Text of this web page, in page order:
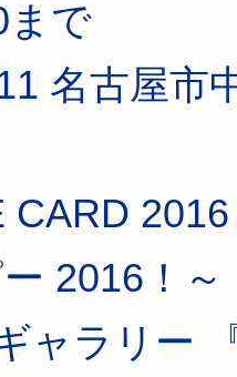
まで
名古屋市
CARD
2016！～
ャラリー